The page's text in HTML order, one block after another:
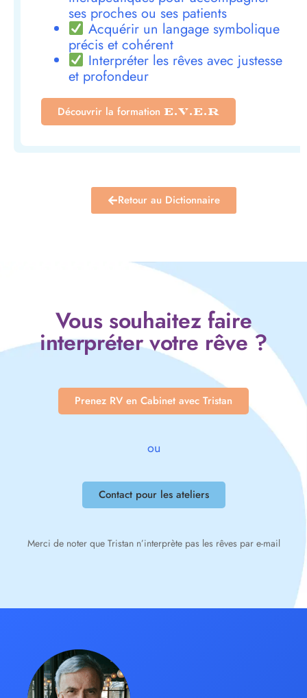
ses proches ou ses patients
Acquérir un langage symbolique
précis et cohérent
Interpréter les rêves avec justesse
et profondeur
Découvrir la formation E.V.E.R
Retour au Dictionnaire
Vous souhaitez faire
interpréter votre rêve ?
Prenez RV en Cabinet avec Tristan
ou
Contact pour les ateliers
Merci de noter que Tristan n’interprète pas les rêves par e-mail